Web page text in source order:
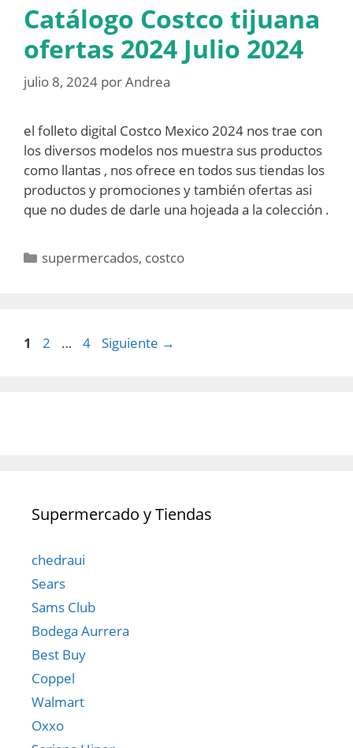
Catálogo Costco tijuana
ofertas 2024 Julio 2024
julio 8, 2024 porAndrea
el folleto digital Costco Mexico 2024 nos trae con
los diversos modelos nos muestra sus productos
como llantas , nos ofrece en todos sus tiendas los
productos y promociones y también ofertas asi
que no dudes de darle una hojeada a la colección .
Categorías
supermercados, costco
Página
1 Página
2 … Página
4 Siguiente →
Supermercado y Tiendas
chedraui
Sears
Sams Club
Bodega Aurrera
Best Buy
Coppel
Walmart
Oxxo